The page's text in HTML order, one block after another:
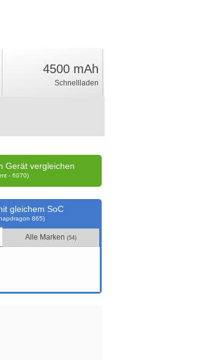
4500 mAh
Schnellladen
Gerät vergleichen
- 6070)
gleichem SoC
865)
Alle Marken(54)